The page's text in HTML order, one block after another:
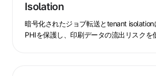
Isolation
暗号化されたジョブ転送とtenant isolation
PHIを保護し、印刷データの流出リスクを
さ
れ
た